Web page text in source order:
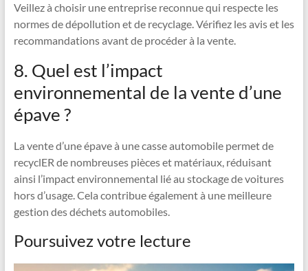
Veillez à choisir une entreprise reconnue qui respecte les
normes de dépollution et de recyclage. Vérifiez les avis et les
recommandations avant de procéder à la vente.
8. Quel est l’impact
environnemental de la vente d’une
épave ?
La vente d’une épave à une casse automobile permet de
recyclER de nombreuses pièces et matériaux, réduisant
ainsi l’impact environnemental lié au stockage de voitures
hors d’usage. Cela contribue également à une meilleure
gestion des déchets automobiles.
Poursuivez votre lecture